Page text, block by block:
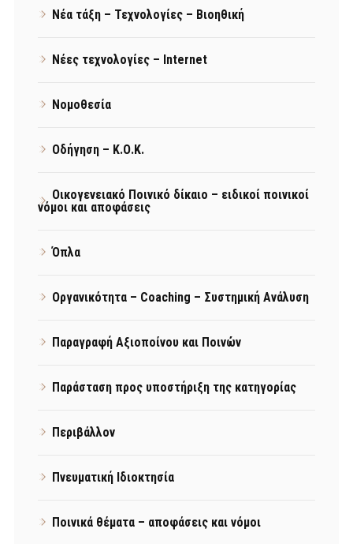
Νέα τάξη – Τεχνολογίες – Βιοηθική
Νέες τεχνολογίες – Internet
Νομοθεσία
Οδήγηση – Κ.Ο.Κ.
Οικογενειακό Ποινικό δίκαιο – ειδικοί ποινικοί
νόμοι και αποφάσεις
Όπλα
Οργανικότητα – Coaching – Συστημική Ανάλυση
Παραγραφή Αξιοποίνου και Ποινών
Παράσταση προς υποστήριξη της κατηγορίας
Περιβάλλον
Πνευματική Ιδιοκτησία
Ποινικά θέματα – αποφάσεις και νόμοι